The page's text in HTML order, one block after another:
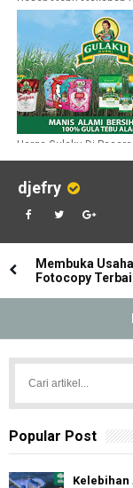
Harga Gulaku Di
djefry
Membuka
Fotocopy
Popular Post
Kelebihan